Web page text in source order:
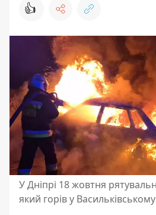
👍
У Дніпрі 18 жовтня
який горів у